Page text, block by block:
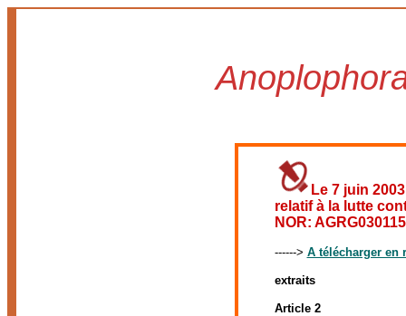
Le 7 juin
relatif à la lutte
NOR:
------> A télécharger en
extraits
Article 2